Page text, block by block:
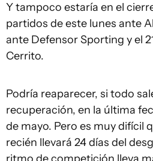
Y tampoco estaría en el
partidos de este lunes ante
ante Defensor Sporting y el
Cerrito.
Podría reaparecer, si todo
recuperación, en la última
de mayo. Pero es muy difícil
recién llevará 24 días del